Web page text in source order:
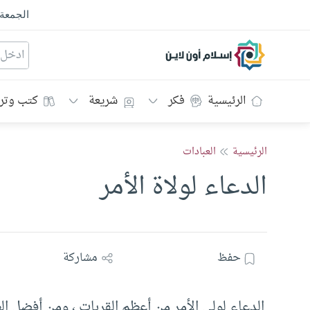
إسلام أون لاين
الرئيسية فكر شريعة كتب
الرئيسية العبادات
الدعاء لولاة الأمر
حفظ مشاركة